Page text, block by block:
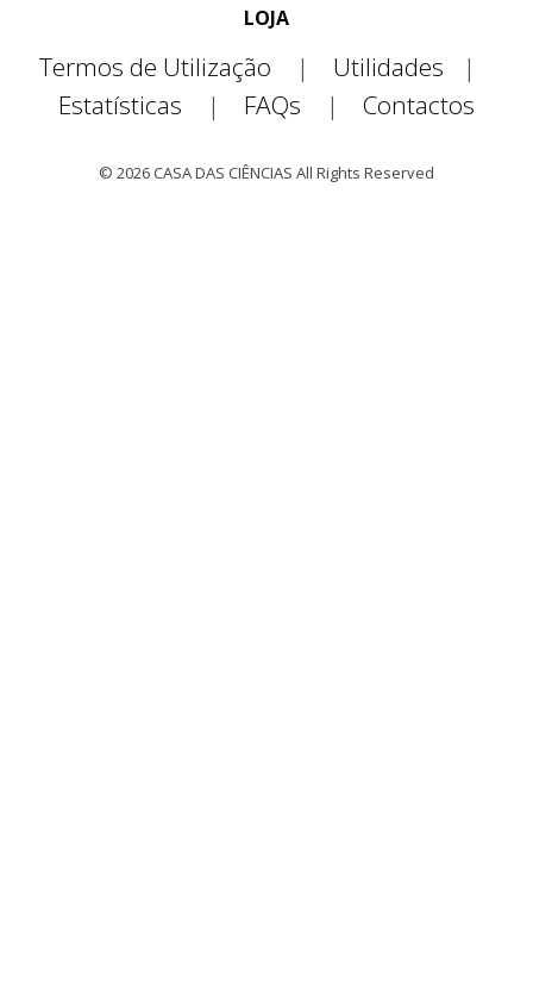
LOJA
Termos de Utilização | Utilidades
|
Estatísticas
| FAQs | Contactos
© 2026 CASA DAS CIÊNCIAS All Rights Reserved